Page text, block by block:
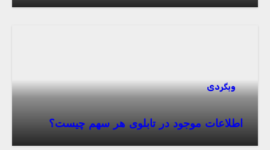
وبگردی
اطلاعات موجود در تابلوی هر سهم چیست؟